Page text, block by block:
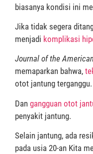
biasanya kondisi ini
Jika tidak segera
menjadi komplikasi
Journal of the
memaparkan bahwa,
otot jantung terganggu.
Dan gangguan otot
penyakit jantung.
Selain jantung, ada
pada usia 20-an Kita